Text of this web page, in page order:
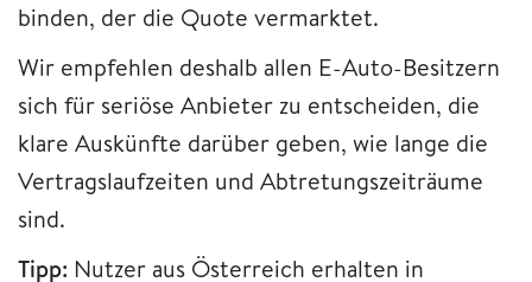
binden, der die Quote vermarktet.
Wir empfehlen deshalb allen E-Auto-Besitzern
sich für seriöse Anbieter zu entscheiden, die
klare Auskünfte darüber geben, wie lange die
Vertragslaufzeiten und Abtretungszeiträume
sind.
Tipp: Nutzer aus Österreich erhalten in